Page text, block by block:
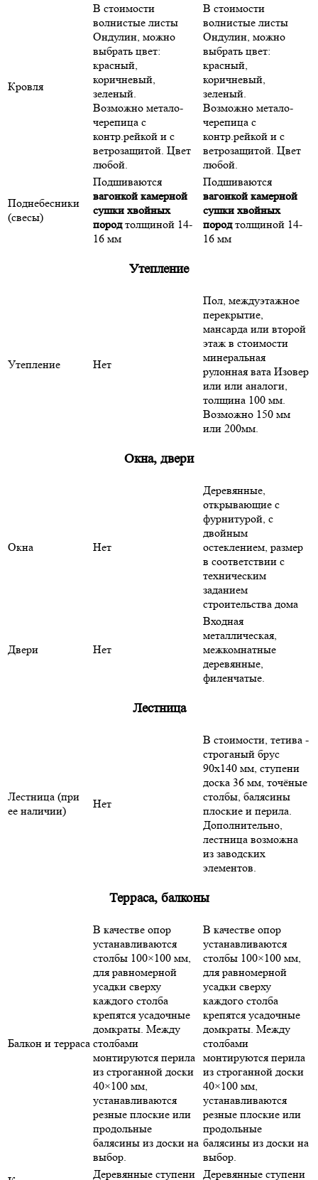
Кровля
В стоимости
волнистые листы
Ондулин, можно
выбрать цвет:
красный,
коричневый,
зеленый.
Возможно метало-
черепица с
контр.рейкой и с
ветрозащитой. Цвет
любой.
В стоимости
волнистые листы
Ондулин, можно
выбрать цвет:
красный,
коричневый,
зеленый.
Возможно метало-
черепица с
контр.рейкой и с
ветрозащитой. Цвет
любой.
Поднебесники
(свесы)
Подшиваются
вагонкой камерной
сушки хвойных
породтолщиной 14-
16 мм
Подшиваются
вагонкой камерной
сушки хвойных
породтолщиной 14-
16 мм
Утепление
Утепление Нет
Пол, междуэтажное
перекрытие,
мансарда или второй
этаж в стоимости
минеральная
рулонная вата Изовер
или или аналоги,
толщина 100 мм.
Возможно 150 мм
или 200мм.
Окна, двери
Окна Нет
Деревянные,
открывающие с
фурнитурой, с
двойным
остеклением, размер
в соответствии с
техническим
заданием
строительства дома
Двери Нет
Входная
металлическая,
межкомнатные
деревянные,
филенчатые.
Лестница
Лестница (при
ее наличии)
Нет
В стоимости, тетива -
строганый брус
90х140 мм, ступени
доска 36 мм, точёные
столбы, балясины
плоские и перила.
Дополнительно,
лестница возможна
из заводских
элементов.
Терраса, балконы
Балкон и терраса
В качестве опор
устанавливаются
столбы 100×100 мм,
для равномерной
усадки сверху
каждого столба
крепятся усадочные
домкраты. Между
столбами
монтируются перила
из строганной доски
40×100 мм,
устанавливаются
резные плоские или
продольные
балясины из доски на
выбор.
В качестве опор
устанавливаются
столбы 100×100 мм,
для равномерной
усадки сверху
каждого столба
крепятся усадочные
домкраты. Между
столбами
монтируются перила
из строганной доски
40×100 мм,
устанавливаются
резные плоские или
продольные
балясины из доски на
выбор.
Деревянные ступени Деревянные ступени